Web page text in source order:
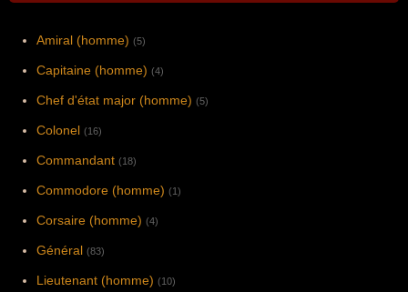
Amiral (homme) (5)
Capitaine (homme) (4)
Chef d'état major (homme) (5)
Colonel (16)
Commandant (18)
Commodore (homme) (1)
Corsaire (homme) (4)
Général (83)
Lieutenant (homme) (10)